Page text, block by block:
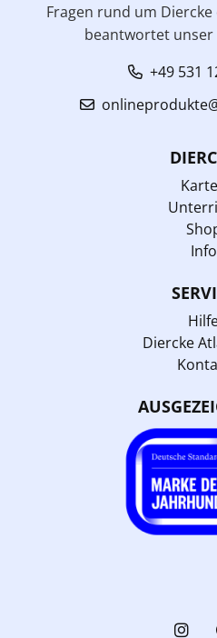
Fragen rund um
beantwortet unser
+49 531
Info
Diercke